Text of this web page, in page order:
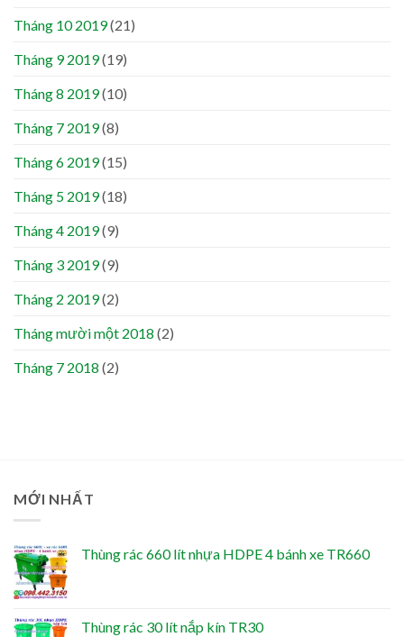
Tháng 10 2019(21)
Tháng 9 2019(19)
Tháng 8 2019(10)
Tháng 7 2019(8)
Tháng 6 2019(15)
Tháng 5 2019(18)
Tháng 4 2019(9)
Tháng 3 2019(9)
Tháng 2 2019(2)
Tháng mười một 2018 (2)
Tháng 7 2018 (2)
MỚI NHẤT
Thùng rác 660 lít nhựa HDPE 4 bánh xe TR660
Thùng rác 30 lít nắp kín TR30